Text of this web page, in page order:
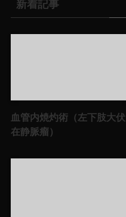
新着記事
血管内焼灼術（左下肢大伏
在静脈瘤）